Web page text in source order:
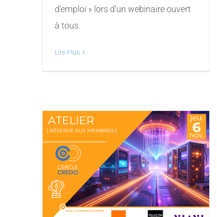
d’emploi » lors d’un webinaire ouvert
à tous.
Lire Plus